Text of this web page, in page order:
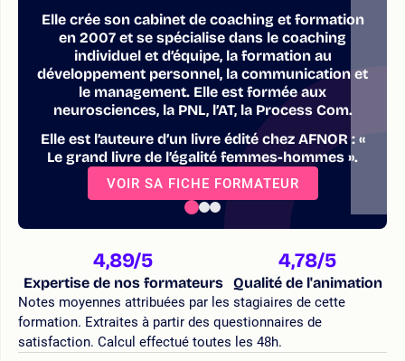
Elle crée son cabinet de coaching et formation
en 2007 et se spécialise dans le coaching
individuel et d’équipe, la formation au
développement personnel, la communication et
le management. Elle est formée aux
neurosciences, la PNL, l’AT, la Process Com.
Elle est l’auteure d’un livre édité chez AFNOR : «
Le grand livre de l’égalité femmes-hommes ».
VOIR SA FICHE FORMATEUR
4,89/5
Expertise de nos formateurs
4,78/5
Qualité de l'animation
Notes moyennes attribuées par les stagiaires de cette
formation. Extraites à partir des questionnaires de
satisfaction. Calcul effectué toutes les 48h.